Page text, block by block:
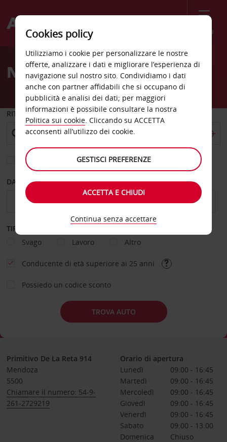
Menù
Welcome
AvisNoleggio auto Mendoza
RITIRO DA
Scegli una località di riconsegna diversa
DAL GIORNO AL GIORNO
TIPOLOGIA DI NOLEGGIO
Svago
Lavoro Altro
Conducente di età superiore ai 25 anni
Possiedo un codice sconto
TROVA AUTO
Primitivo De La Reta 914
Mendoza
5500
Chiamare il numero: 54-9-
261-2729219
Orario di apertura
Lunedì
09:00 - 16:45
Martedì
09:00 - 16:45
Mercoledì
09:00 - 16:45
Giovedì
09:00 - 16:45
Venerdì
09:00 - 16:45
Sabato
09:00 - 13:00
Domenica
Chiuso
Cookies policy
Utilizziamo i cookie per personalizzare le nostre
offerte, analizzare i dati e migliorare l’esperienza di
navigazione sul nostro sito. Condividiamo i dati
anche con partner affidabili che si occupano di
pubblicità e analisi dei dati; per maggiori
informazioni è possibile consultare la nostra
Politica sui cookie. Cliccando su ACCETTA
acconsenti all’utilizzo dei cookie.
GESTISCI PREFERENZE
ACCETTA E CHIUDI
Continua senza accettare